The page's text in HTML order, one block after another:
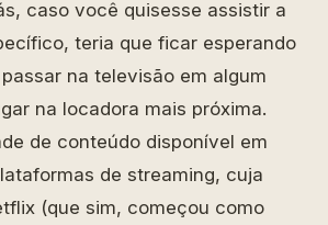
caso você quisesse assistir a
teria que ficar esperando
na televisão em algum
na locadora mais próxima.
de conteúdo disponível em
de streaming, cuja
(que sim, começou como